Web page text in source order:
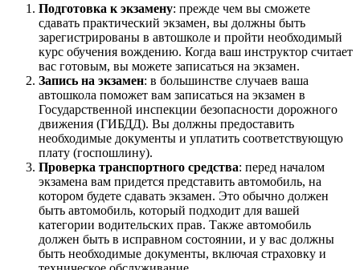
Подготовка к экзамену: прежде чем вы сможете
сдавать практический экзамен, вы должны быть
зарегистрированы в автошколе и пройти необходимый
курс обучения вождению. Когда ваш инструктор считает
вас готовым, вы можете записаться на экзамен.
Запись на экзамен: в большинстве случаев ваша
автошкола поможет вам записаться на экзамен в
Государственной инспекции безопасности дорожного
движения (ГИБДД). Вы должны предоставить
необходимые документы и уплатить соответствующую
плату (госпошлину).
Проверка транспортного средства: перед началом
экзамена вам придется представить автомобиль, на
котором будете сдавать экзамен. Это обычно должен
быть автомобиль, который подходит для вашей
категории водительских прав. Также автомобиль
должен быть в исправном состоянии, и у вас должны
быть необходимые документы, включая страховку и